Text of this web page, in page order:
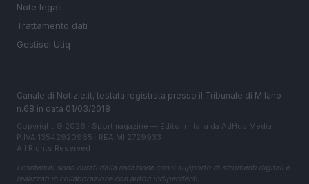
Note legali
Trattamento dati
Gestisci Utiq
Canale di Notizie.it, testata registrata presso il Tribunale di Milano
n.68 in data 01/03/2018
Copyright © 2026 · Sportmagazine — Edito in Italia da AdHub Media
P.IVA 13542920965 · REA MI 2729933
All Rights Reserved
I contenuti sono curati dalla redazione con il supporto di strumenti digitali e
realizzati in collaborazione con autori indipendenti.